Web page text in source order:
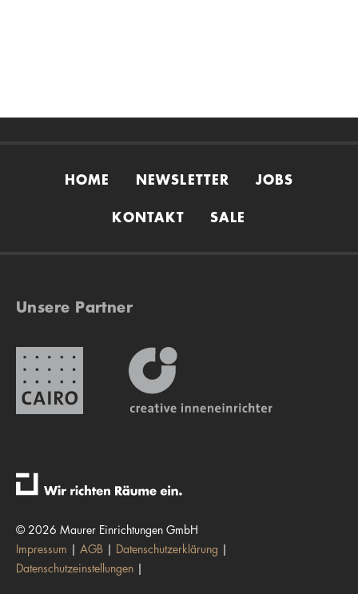
HOME NEWSLETTER JOBS
KONTAKT SALE
Unsere Partner
© 2026 Maurer Einrichtungen GmbH
Impressum
AGB
Datenschutzerklärung
Datenschutzeinstellungen